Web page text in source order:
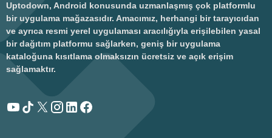
Uptodown, Android konusunda uzmanlaşmış çok platformlu
bir uygulama mağazasıdır. Amacımız, herhangi bir tarayıcıdan
ve ayrıca resmi yerel uygulaması aracılığıyla erişilebilen yasal
bir dağıtım platformu sağlarken, geniş bir uygulama
kataloğuna kısıtlama olmaksızın ücretsiz ve açık erişim
sağlamaktır.